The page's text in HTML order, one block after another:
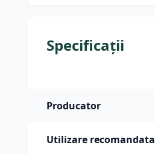
Specificații
Producator
Utilizare recomandata